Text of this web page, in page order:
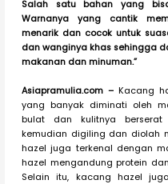
Salah satu bahan yang
Warnanya yang cantik
menarik dan cocok untuk
dan wanginya khas sehingga
makanan dan minuman.”
Asiapramulia.com – Kacang
yang banyak diminati oleh
bulat dan kulitnya
kemudian digiling dan diolah
hazel juga terkenal dengan
hazel mengandung protein
Selain itu, kacang hazel